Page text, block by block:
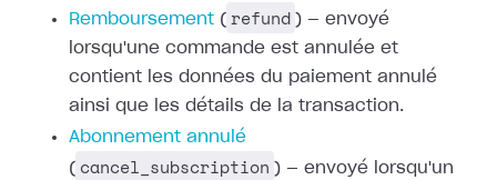
Remboursement ( refund ) — envoyé
lorsqu'une commande est annulée et
contient les données du paiement annulé
ainsi que les détails de la transaction.
Abonnement annulé
( cancel_subscription ) — envoyé lorsqu'un